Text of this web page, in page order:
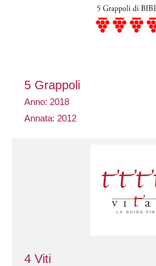
5 Grappoli
Anno: 2018
Annata: 2012
4 Viti